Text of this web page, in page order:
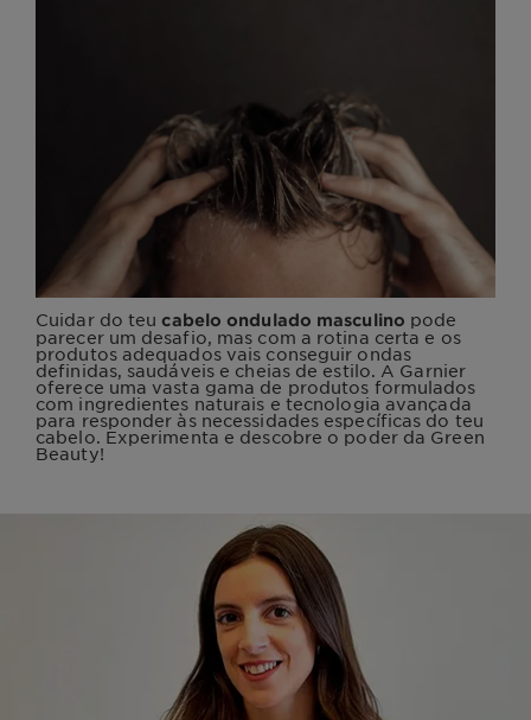
Cuidar do teucabelo ondulado masculino pode
parecer um desafio, mas com a rotina certa e os
produtos adequados vais conseguir ondas
definidas, saudáveis e cheias de estilo. A Garnier
oferece uma vasta gama de produtos formulados
com ingredientes naturais e tecnologia avançada
para responder às necessidades específicas do teu
cabelo. Experimenta e descobre o poder da Green
Beauty!